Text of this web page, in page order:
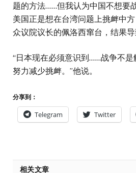
题的方法……但我认为中国不想要
美国正是想在台湾问题上挑衅中
众议院议长的佩洛西窜台，结果导
“日本现在必须意识到……战争不
努力减少挑衅。”他说。
分享到：
Telegram Twitter
相关文章